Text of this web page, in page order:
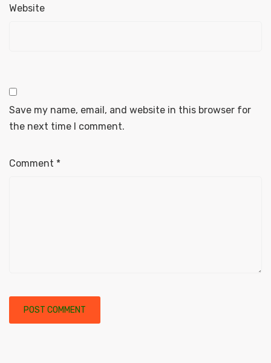
Website
Save my name, email, and website in this browser for
the next time I comment.
Comment *